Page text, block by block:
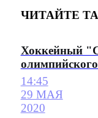
ЧИТАЙТЕ
Хоккейный
14:45
29 МАЯ
2020